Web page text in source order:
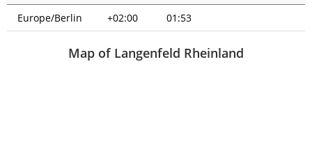
Europe/Berlin
+02:00 01:53
Map of Langenfeld Rheinland